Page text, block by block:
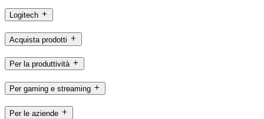
Logitech
Acquista prodotti
Per la produttività
Per gaming e streaming
Per le aziende